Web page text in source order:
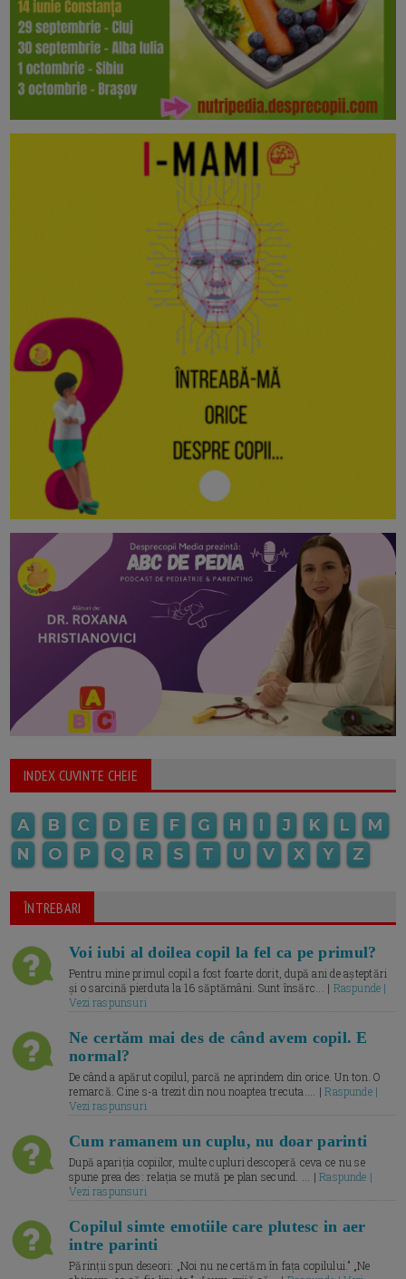
INDEX CUVINTE CHEIE
A B C D E F G H I J K L
M
N
O P Q R S T U V X Y Z
ÎNTREBARI
Voi iubi al doilea copil la fel ca pe primul?
Pentru mine primul copil a fost foarte dorit, după ani de așteptări
și o sarcină pierduta la 16 săptămâni. Sunt însărc... | Raspunde |
Vezi raspunsuri
Ne certăm mai des de când avem copil. E
normal?
De când a apărut copilul, parcă ne aprindem din orice. Un ton. O
remarcă. Cine s-a trezit din nou noaptea trecuta.... |Raspunde |
Vezi raspunsuri
Cum ramanem un cuplu, nu doar parinti
După apariția copiilor, multe cupluri descoperă ceva ce nu se
spune prea des: relația se mută pe plan secund. ... |Raspunde |
Vezi raspunsuri
Copilul simte emotiile care plutesc in aer
intre parinti
Părinții spun deseori: „Noi nu ne certăm în fața copilului.” „Ne